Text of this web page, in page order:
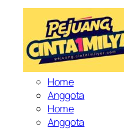
Home
Anggota
Home
Anggota